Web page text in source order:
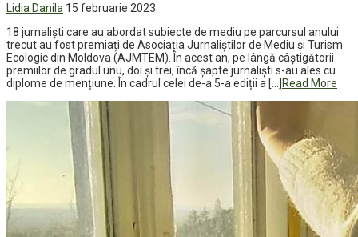
Lidia Danila 15 februarie 2023
18 jurnaliști care au abordat subiecte de mediu pe parcursul anului
trecut au fost premiați de Asociația Jurnaliștilor de Mediu și Turism
Ecologic din Moldova (AJMTEM). În acest an, pe lângă câștigătorii
premiilor de gradul unu, doi și trei, încă șapte jurnaliști s-au ales cu
diplome de mențiune. În cadrul celei de-a 5-a ediții a […]
Read More